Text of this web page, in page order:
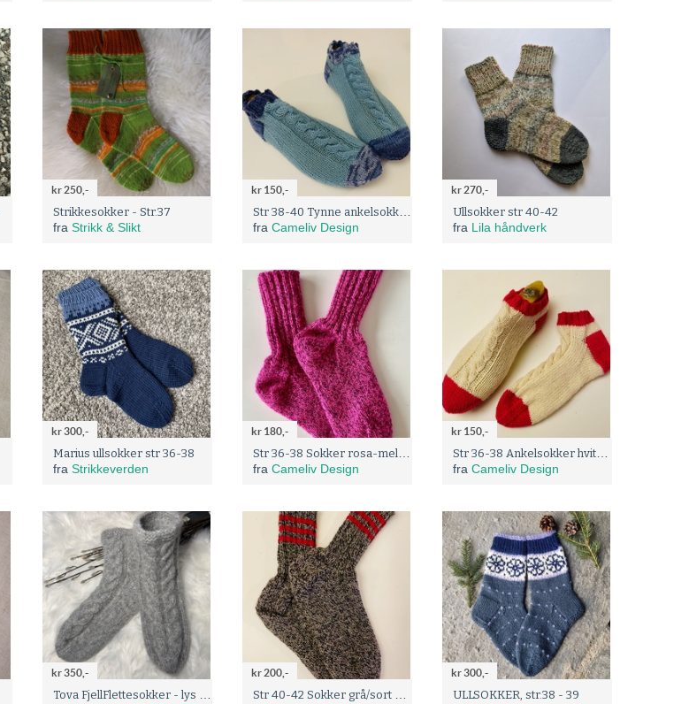
kr 250,-
Strikkesokker - Str.37
fra Strikk & Slikt
kr 150,-
fra Cameliv Design
kr 270,-
Ullsokker str 40-42
fra Lila håndverk
kr 300,-
Marius ullsokker str 36-38
fra Strikkeverden
kr 180,-
fra Cameliv Design
kr 150,-
fra Cameliv Design
kr 350,- kr 200,- kr 300,-
ULLSOKKER, str.38 - 39